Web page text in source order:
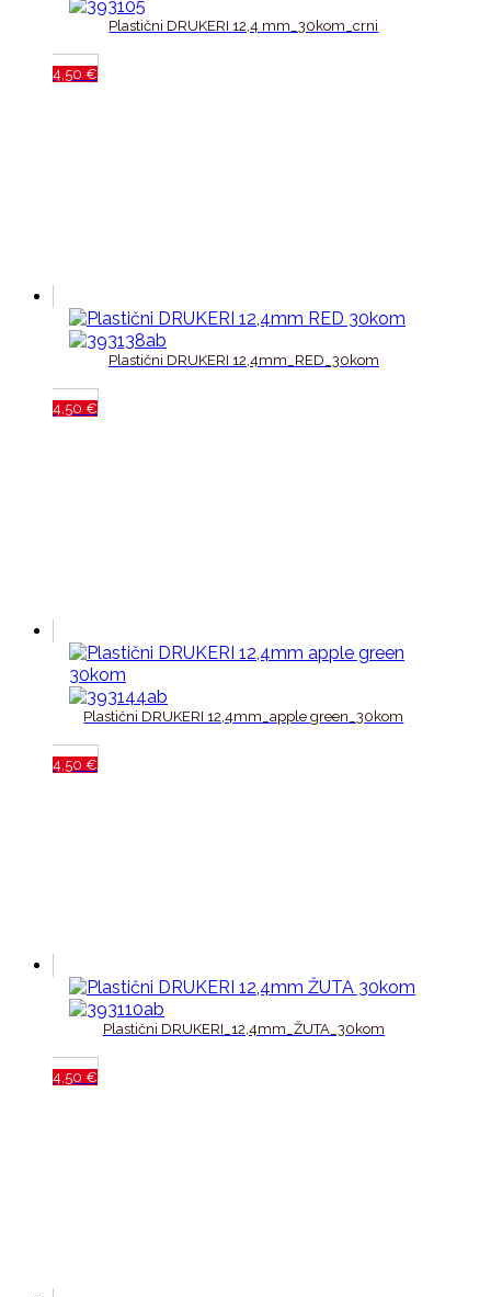
Plastični DRUKERI 12,4 mm_30kom_crni
4,50 €
Plastični DRUKERI 12,4mm_RED_30kom
4,50 €
Plastični DRUKERI 12,4mm_apple green_30kom
4,50 €
Plastični DRUKERI_12,4mm_ŽUTA_30kom
4,50 €